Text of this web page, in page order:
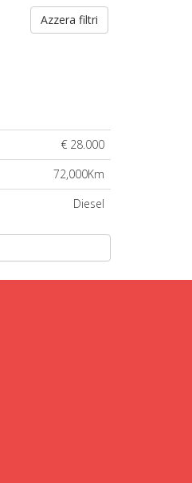
Azzera filtri
€ 28.000
72,000Km
Diesel